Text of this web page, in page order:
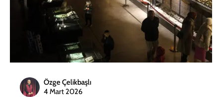
Özge Çelikbaşlı
4 Mart 2026